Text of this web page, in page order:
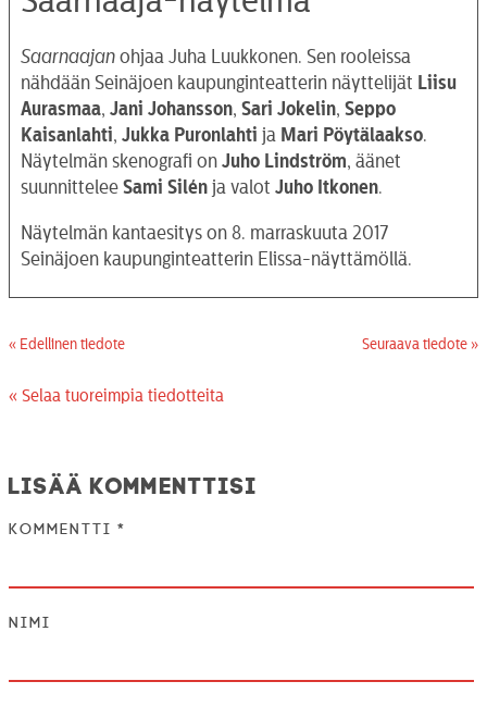
Saarnaajan ohjaa Juha Luukkonen. Sen rooleissa
nähdään Seinäjoen kaupunginteatterin näyttelijät Liisu
Aurasmaa, Jani Johansson, Sari Jokelin, Seppo
Kaisanlahti, Jukka Puronlahti ja Mari Pöytälaakso.
Näytelmän skenografi on Juho Lindström, äänet
suunnittelee Sami Silén ja valot Juho Itkonen.
Näytelmän kantaesitys on 8. marraskuuta 2017
Seinäjoen kaupunginteatterin Elissa-näyttämöllä.
« Edellinen tiedote Seuraava tiedote »
« Selaa tuoreimpia tiedotteita
Lisää kommenttisi
Kommentti *
Nimi